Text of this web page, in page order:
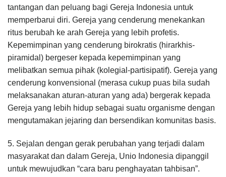
tantangan dan peluang bagi Gereja Indonesia untuk
memperbarui diri. Gereja yang cenderung menekankan
ritus berubah ke arah Gereja yang lebih profetis.
Kepemimpinan yang cenderung birokratis (hirarkhis-
piramidal) bergeser kepada kepemimpinan yang
melibatkan semua pihak (kolegial-partisipatif). Gereja yang
cenderung konvensional (merasa cukup puas bila sudah
melaksanakan aturan-aturan yang ada) bergerak kepada
Gereja yang lebih hidup sebagai suatu organisme dengan
mengutamakan jejaring dan bersendikan komunitas basis.
5. Sejalan dengan gerak perubahan yang terjadi dalam
masyarakat dan dalam Gereja, Unio Indonesia dipanggil
untuk mewujudkan “cara baru penghayatan tahbisan”.